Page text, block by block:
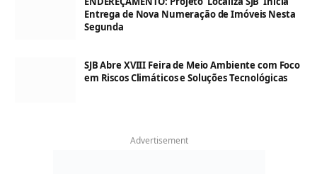
Entrega de Nova Numeração de Imóveis Nesta
Segunda
SJB Abre XVIII Feira de Meio Ambiente com Foco
em Riscos Climáticos e Soluções Tecnológicas
Advertisement